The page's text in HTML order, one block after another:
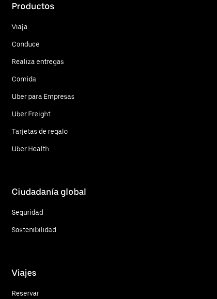
Productos
Viaja
Conduce
Realiza entregas
Comida
Uber para Empresas
Uber Freight
Tarjetas de regalo
Uber Health
Ciudadanía global
Seguridad
Sostenibilidad
Viajes
Reservar